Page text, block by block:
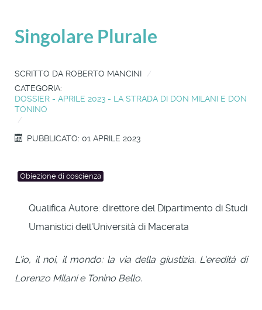
Singolare Plurale
SCRITTO DA ROBERTO MANCINI
CATEGORIA:
DOSSIER - APRILE 2023 - LA STRADA DI DON MILANI E DON
TONINO
PUBBLICATO: 01 APRILE 2023
Obiezione di coscienza
Qualifica Autore: direttore del Dipartimento di Studi
Umanistici dell'Università di Macerata
L'io, il noi, il mondo: la via della giustizia. L'eredità di
Lorenzo Milani e Tonino Bello.